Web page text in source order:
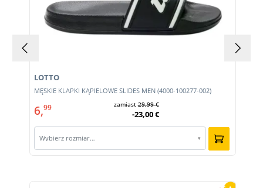
MĘSKIE KLAPKI KĄPIELOWE SLIDES MEN (4000-100277-002)
LOTTO
6,99 zamiast29,99 €
-23,00 €
Wybierz rozmiar… ▾